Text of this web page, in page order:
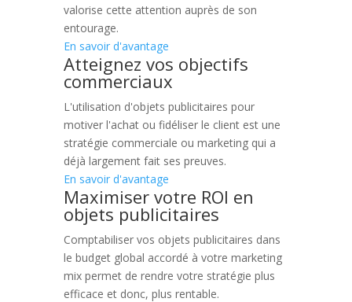
valorise cette attention auprès de son
entourage.
En savoir d'avantage
Atteignez vos objectifs
commerciaux
L'utilisation d'objets publicitaires pour
motiver l'achat ou fidéliser le client est une
stratégie commerciale ou marketing qui a
déjà largement fait ses preuves.
En savoir d'avantage
Maximiser votre ROI en
objets publicitaires
Comptabiliser vos objets publicitaires dans
le budget global accordé à votre marketing
mix permet de rendre votre stratégie plus
efficace et donc, plus rentable.